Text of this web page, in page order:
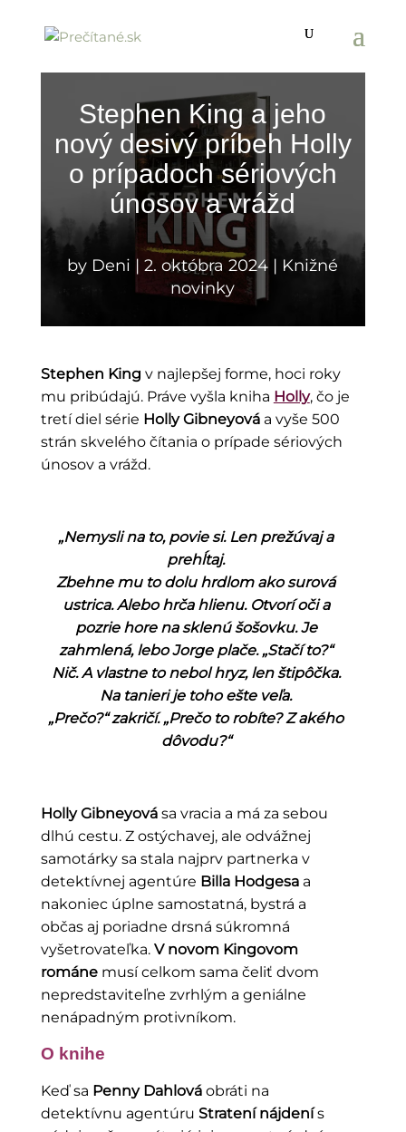
Stephen King a jeho
nový desivý príbeh Holly
o prípadoch sériových
únosov a vrážd
by Deni |2. októbra 2024 | Knižné
novinky
Stephen King v najlepšej forme, hoci roky
mu pribúdajú. Práve vyšla kniha Holly, čo je
tretí diel série Holly Gibneyováa vyše 500
strán skvelého čítania o prípade sériových
únosov a vrážd.
„Nemysli na to, povie si. Len prežúvaj a
prehĺtaj.
Zbehne mu to dolu hrdlom ako surová
ustrica. Alebo hrča hlienu. Otvorí oči a
pozrie hore na sklenú šošovku. Je
zahmlená, lebo Jorge plače. „Stačí to?“
Nič. A vlastne to nebol hryz, len štipôčka.
Na tanieri je toho ešte veľa.
„Prečo?“ zakričí. „Prečo to robíte? Z akého
dôvodu?“
Holly Gibneyovása vracia a má za sebou
dlhú cestu. Z ostýchavej, ale odvážnej
samotárky sa stala najprv partnerka v
detektívnej agentúre Billa Hodgesaa
nakoniec úplne samostatná, bystrá a
občas aj poriadne drsná súkromná
vyšetrovateľka. V novom Kingovom
románemusí celkom sama čeliť dvom
nepredstaviteľne zvrhlým a geniálne
nenápadným protivníkom.
O knihe
Keď sa Penny Dahlováobráti na
detektívnu agentúru Stratení nájdenís